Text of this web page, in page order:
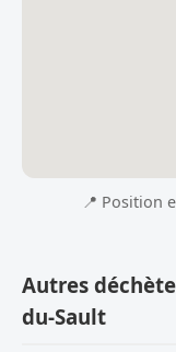
📍 Position
Autres
du-Sault